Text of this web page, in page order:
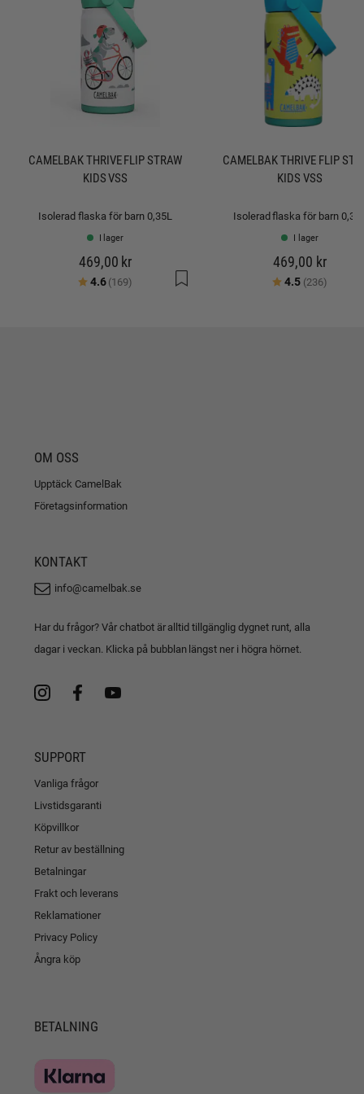
CAMELBAK THRIVE FLIP STRAW
KIDS VSS
Isolerad flaska för barn 0,35L
I lager
469,00 kr
Betyg:
4.6(169) utav 5 stjärnor
CAMELBAK THRIVE FLIP
KIDS VSS
Isolerad flaska för barn
I lager
469,00 kr
Betyg:
4.5(236)
OM OSS
Upptäck CamelBak
Företagsinformation
KONTAKT
info@camelbak.se
Har du frågor? Vår chatbot är alltid tillgänglig dygnet runt, alla
dagar i veckan. Klicka på bubblan längst ner i högra hörnet.
SUPPORT
Vanliga frågor
Livstidsgaranti
Köpvillkor
Retur av beställning
Betalningar
Frakt och leverans
Reklamationer
Privacy Policy
Ångra köp
BETALNING